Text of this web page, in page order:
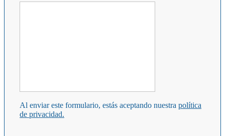
Al enviar este formulario, estás aceptando nuestra política
de privacidad.